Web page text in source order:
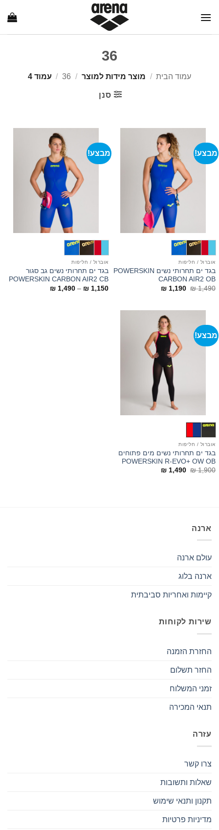
36
עמוד הבית / מוצר מידות למוצר /
36
/ עמוד 4
סנן
מבצע!
אוברול / חליפות
בגד ים תחרותי נשים POWERSKIN
CARBON AIR2 OB
₪1,490
המחיר
המקורי
₪1,190
מבצע!
אוברול / חליפות
בגד ים תחרותי נשים גב סגור
POWERSKIN CARBON AIR2 CB
₪ 1,150
–
₪ 1,490
מבצע!
אוברול / חליפות
בגד ים תחרותי נשים מים פתוחים
POWERSKIN R-EVO+ OW OB
₪1,900
המחיר ₪1,490
ארנה
עולם ארנה
ארנה בלוג
קיימות ואחריות סביבתית
שירות לקוחות
החזרת הזמנה
החזר תשלום
זמני המשלוח
תנאי המכירה
עזרה
צרו קשר
שאלות ותשובות
תקנון ותנאי שימוש
מדיניות פרטיות